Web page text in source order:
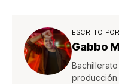
ESCRITO POR
Gabbo
producción